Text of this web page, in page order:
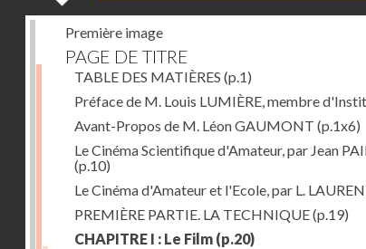
Première image
PAGE DE TITRE
TABLE DES MATIÈRES (p.1)
Préface de M. Louis LUMIÈRE, membre
Avant-Propos de M. Léon GAUMONT (p.1x6)
Le Cinéma Scientifique d'Amateur, par Jean
(p.10)
Le Cinéma d'Amateur et l'Ecole, par L.
PREMIÈRE PARTIE. LA TECHNIQUE(p.19)
CHAPITRE I : Le Film (p.20)